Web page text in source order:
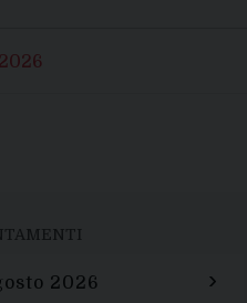
2026 ›